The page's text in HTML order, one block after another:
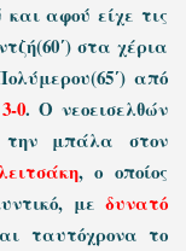
αφού είχε τις
στα χέρια
από
3-0. Ο νεοεισελθών
μπάλα στον
, ο οποίος
μεδυνατό
ταυτόχρονα το